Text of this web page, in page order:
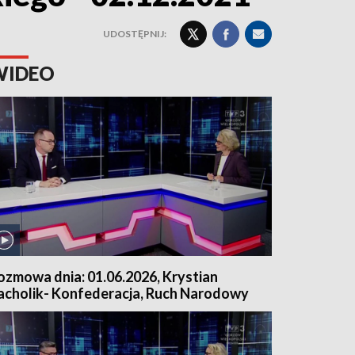
UDOSTĘPNIJ:
dnia: 01.06.2026, Krystian
Konfederacja, Ruch Narodowy